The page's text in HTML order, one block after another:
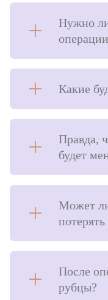
Нужно
Какие
Правда,
будет
Может
потерять
После
рубцы?